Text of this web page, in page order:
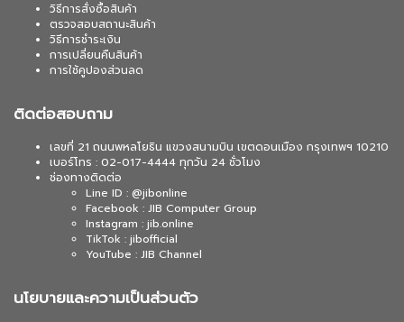
วิธีการสั่งซื้อสินค้า
ตรวจสอบสถานะสินค้า
วิธีการชำระเงิน
การเปลี่ยนคืนสินค้า
การใช้คูปองส่วนลด
ติดต่อสอบถาม
เลขที่ 21 ถนนพหลโยธิน แขวงสนามบิน เขตดอนเมือง กรุงเทพฯ 10210
เบอร์โทร : 02-017-4444 ทุกวัน 24 ชั่วโมง
ช่องทางติดต่อ
Line ID : @jibonline
Facebook : JIB Computer Group
Instagram : jib.online
TikTok : jibofficial
YouTube : JIB Channel
นโยบายและความเป็นส่วนตัว